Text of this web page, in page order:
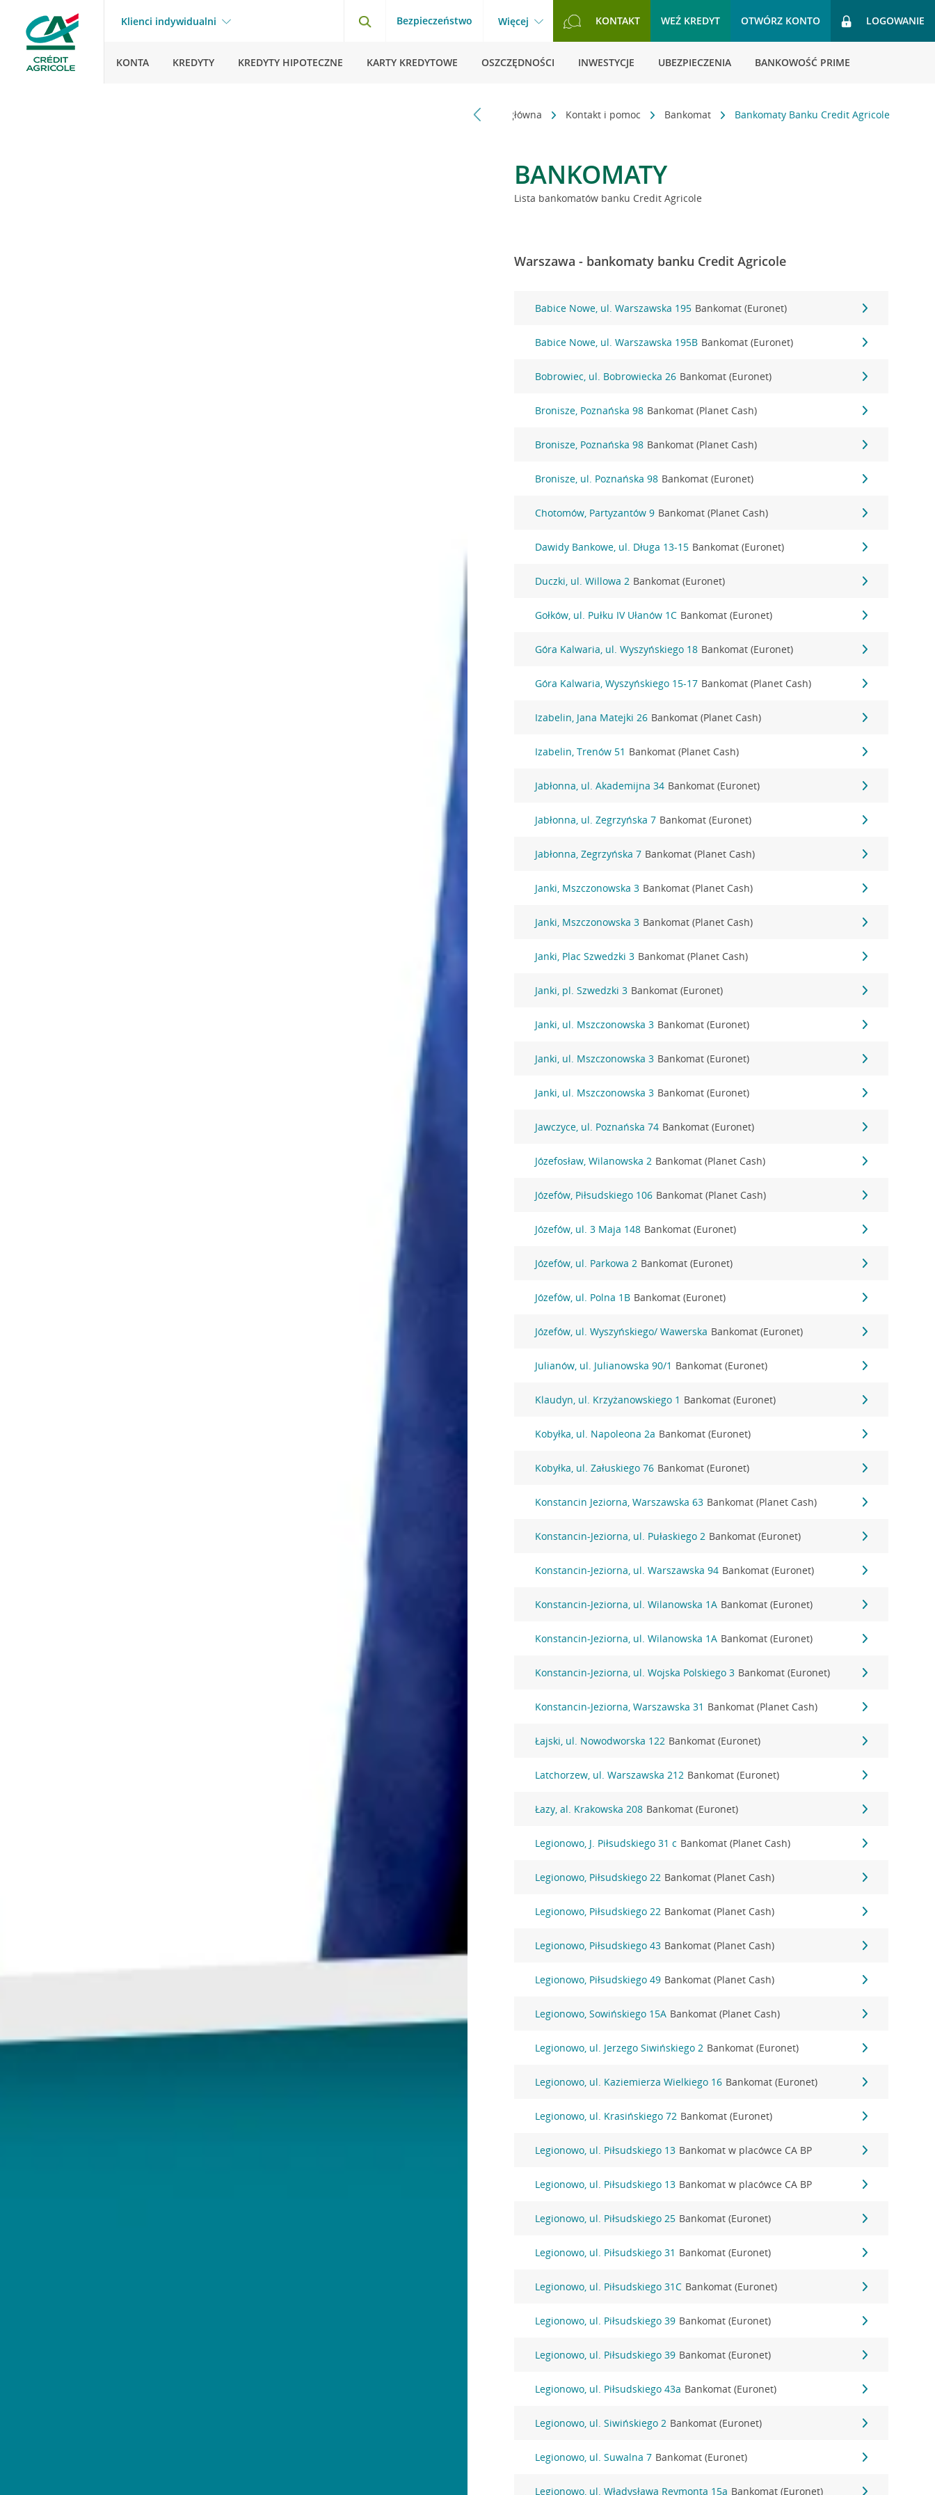
Klienci indywidualni Bezpieczeństwo Więcej KONTAKT WEŹ KREDYT OTWÓRZ KONTO LOGOWANIE
KONTA KREDYTY KREDYTY HIPOTECZNE KARTY KREDYTOWE OSZCZĘDNOŚCI INWESTYCJE UBEZPIECZENIA BANKOWOŚĆ PRIME
Strona główna Kontakt i pomoc Bankomat Bankomaty Banku Credit Agricole
BANKOMATY
Lista bankomatów banku Credit Agricole
Warszawa - bankomaty banku Credit Agricole
Babice Nowe, ul. Warszawska 195 Bankomat (Euronet)
Babice Nowe, ul. Warszawska 195B Bankomat (Euronet)
Bobrowiec, ul. Bobrowiecka 26 Bankomat (Euronet)
Bronisze, Poznańska 98 Bankomat (Planet Cash)
Bronisze, Poznańska 98 Bankomat (Planet Cash)
Bronisze, ul. Poznańska 98 Bankomat (Euronet)
Chotomów, Partyzantów 9 Bankomat (Planet Cash)
Dawidy Bankowe, ul. Długa 13-15 Bankomat (Euronet)
Duczki, ul. Willowa 2 Bankomat (Euronet)
Gołków, ul. Pułku IV Ułanów 1C Bankomat (Euronet)
Góra Kalwaria, ul. Wyszyńskiego 18 Bankomat (Euronet)
Góra Kalwaria, Wyszyńskiego 15-17 Bankomat (Planet Cash)
Izabelin, Jana Matejki 26 Bankomat (Planet Cash)
Izabelin, Trenów 51 Bankomat (Planet Cash)
Jabłonna, ul. Akademijna 34 Bankomat (Euronet)
Jabłonna, ul. Zegrzyńska 7 Bankomat (Euronet)
Jabłonna, Zegrzyńska 7 Bankomat (Planet Cash)
Janki, Mszczonowska 3 Bankomat (Planet Cash)
Janki, Mszczonowska 3 Bankomat (Planet Cash)
Janki, Plac Szwedzki 3 Bankomat (Planet Cash)
Janki, pl. Szwedzki 3 Bankomat (Euronet)
Janki, ul. Mszczonowska 3 Bankomat (Euronet)
Janki, ul. Mszczonowska 3 Bankomat (Euronet)
Janki, ul. Mszczonowska 3 Bankomat (Euronet)
Jawczyce, ul. Poznańska 74 Bankomat (Euronet)
Józefosław, Wilanowska 2 Bankomat (Planet Cash)
Józefów, Piłsudskiego 106 Bankomat (Planet Cash)
Józefów, ul. 3 Maja 148 Bankomat (Euronet)
Józefów, ul. Parkowa 2 Bankomat (Euronet)
Józefów, ul. Polna 1B Bankomat (Euronet)
Józefów, ul. Wyszyńskiego/ Wawerska Bankomat (Euronet)
Julianów, ul. Julianowska 90/1 Bankomat (Euronet)
Klaudyn, ul. Krzyżanowskiego 1 Bankomat (Euronet)
Kobyłka, ul. Napoleona 2a Bankomat (Euronet)
Kobyłka, ul. Załuskiego 76 Bankomat (Euronet)
Konstancin Jeziorna, Warszawska 63 Bankomat (Planet Cash)
Konstancin-Jeziorna, ul. Pułaskiego 2 Bankomat (Euronet)
Konstancin-Jeziorna, ul. Warszawska 94 Bankomat (Euronet)
Konstancin-Jeziorna, ul. Wilanowska 1A Bankomat (Euronet)
Konstancin-Jeziorna, ul. Wilanowska 1A Bankomat (Euronet)
Konstancin-Jeziorna, ul. Wojska Polskiego 3 Bankomat (Euronet)
Konstancin-Jeziorna, Warszawska 31 Bankomat (Planet Cash)
Łajski, ul. Nowodworska 122 Bankomat (Euronet)
Latchorzew, ul. Warszawska 212 Bankomat (Euronet)
Łazy, al. Krakowska 208 Bankomat (Euronet)
Legionowo, J. Piłsudskiego 31 c Bankomat (Planet Cash)
Legionowo, Piłsudskiego 22 Bankomat (Planet Cash)
Legionowo, Piłsudskiego 22 Bankomat (Planet Cash)
Legionowo, Piłsudskiego 43 Bankomat (Planet Cash)
Legionowo, Piłsudskiego 49 Bankomat (Planet Cash)
Legionowo, Sowińskiego 15A Bankomat (Planet Cash)
Legionowo, ul. Jerzego Siwińskiego 2 Bankomat (Euronet)
Legionowo, ul. Kaziemierza Wielkiego 16 Bankomat (Euronet)
Legionowo, ul. Krasińskiego 72 Bankomat (Euronet)
Legionowo, ul. Piłsudskiego 13 Bankomat w placówce CA BP
Legionowo, ul. Piłsudskiego 13 Bankomat w placówce CA BP
Legionowo, ul. Piłsudskiego 25 Bankomat (Euronet)
Legionowo, ul. Piłsudskiego 31 Bankomat (Euronet)
Legionowo, ul. Piłsudskiego 31C Bankomat (Euronet)
Legionowo, ul. Piłsudskiego 39 Bankomat (Euronet)
Legionowo, ul. Piłsudskiego 39 Bankomat (Euronet)
Legionowo, ul. Piłsudskiego 43a Bankomat (Euronet)
Legionowo, ul. Siwińskiego 2 Bankomat (Euronet)
Legionowo, ul. Suwalna 7 Bankomat (Euronet)
Legionowo, ul. Władysława Reymonta 15a Bankomat (Euronet)